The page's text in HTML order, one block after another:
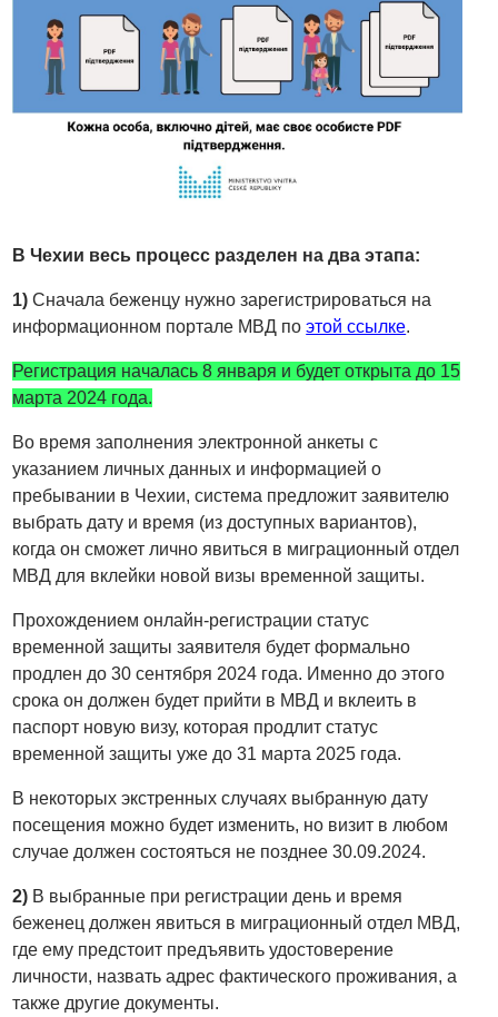
В Чехии весь процесс разделен на два этапа:
1) Сначала беженцу нужно зарегистрироваться на
информационном портале МВД поэтой ссылке.
Регистрация началась 8 января и будет открыта до 15
марта 2024 года.
Во время заполнения электронной анкеты с
указанием личных данных и информацией о
пребывании в Чехии, система предложит заявителю
выбрать дату и время (из доступных вариантов),
когда он сможет лично явиться в миграционный отдел
МВД для вклейки новой визы временной защиты.
Прохождением онлайн-регистрации статус
временной защиты заявителя будет формально
продлен до 30 сентября 2024 года. Именно до этого
срока он должен будет прийти в МВД и вклеить в
паспорт новую визу, которая продлит статус
временной защиты уже до 31 марта 2025 года.
В некоторых экстренных случаях выбранную дату
посещения можно будет изменить, но визит в любом
случае должен состояться не позднее 30.09.2024.
2) В выбранные при регистрации день и время
беженец должен явиться в миграционный отдел МВД,
где ему предстоит предъявить удостоверение
личности, назвать адрес фактического проживания, а
также другие документы.